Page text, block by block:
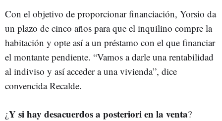
Con el objetivo de proporcionar financiación, Yorsio da
un plazo de cinco años para que el inquilino compre la
habitación y opte así a un préstamo con el que financiar
el montante pendiente. “Vamos a darle una rentabilidad
al indiviso y así acceder a una vivienda”, dice
convencida Recalde.
¿Y si hay desacuerdos a posteriori en la venta?